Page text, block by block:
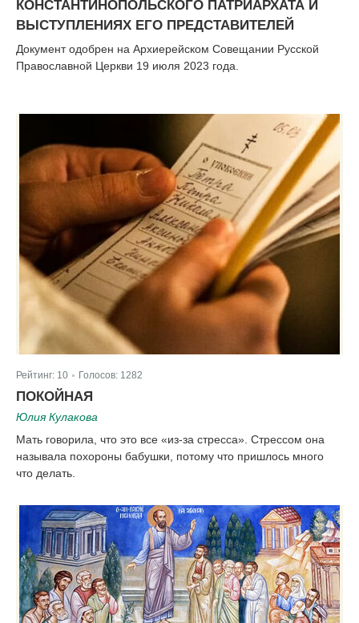
КОНСТАНТИНОПОЛЬСКОГО ПАТРИАРХАТА И
ВЫСТУПЛЕНИЯХ ЕГО ПРЕДСТАВИТЕЛЕЙ
Документ одобрен на Архиерейском Совещании Русской
Православной Церкви 19 июля 2023 года.
Рейтинг: 10 Голосов: 1282
ПОКОЙНАЯ
Юлия Кулакова
Мать говорила, что это все «из-за стресса». Стрессом она
называла похороны бабушки, потому что пришлось много
что делать.